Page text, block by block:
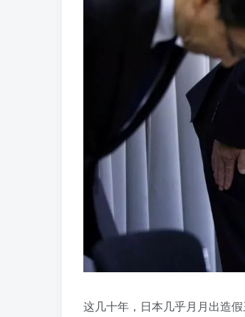
这几十年，日本几乎月月出造